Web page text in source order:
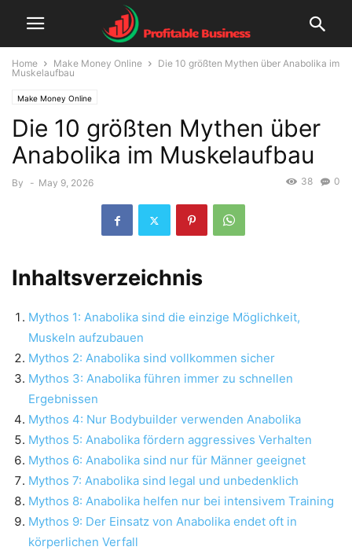
Home Make Money Online
Die 10 größten Mythen über Anabolika im
Muskelaufbau
Make Money Online
Die 10 größten Mythen über
Anabolika im Muskelaufbau
By - May 9, 2026 0
38
Inhaltsverzeichnis
Mythos 1: Anabolika sind die einzige Möglichkeit,
Muskeln aufzubauen
Mythos 2: Anabolika sind vollkommen sicher
Mythos 3: Anabolika führen immer zu schnellen
Ergebnissen
Mythos 4: Nur Bodybuilder verwenden Anabolika
Mythos 5: Anabolika fördern aggressives Verhalten
Mythos 6: Anabolika sind nur für Männer geeignet
Mythos 7: Anabolika sind legal und unbedenklich
Mythos 8: Anabolika helfen nur bei intensivem Training
Mythos 9: Der Einsatz von Anabolika endet oft in
körperlichen Verfall